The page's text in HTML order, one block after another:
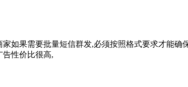
如果需要批量短信群发,必须按照格式要求才能确
性价比很高,